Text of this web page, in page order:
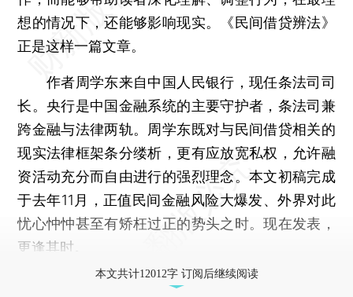
想的情况下，还能够影响现实。《民间借贷辨法》
正是这样一篇文章。
作者周学东来自中国人民银行，现任条法司司
长。央行是中国金融系统的主要守护者，条法司兼
跨金融与法律两轨。周学东既对与民间借贷相关的
现实法律框架条分缕析，更有应放宽私权，允许融
资活动充分而自由进行的强烈理念。本文初稿完成
于去年11月，正值民间金融风险大爆发、外界对此
忧心忡忡甚至有矫枉过正的势头之时。现在发表，
更逢其时。
本文共计12012字 订阅后继续阅读